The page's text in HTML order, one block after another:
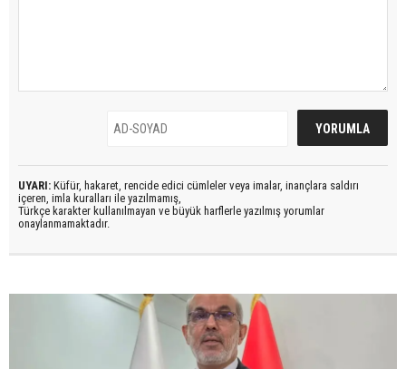
UYARI: Küfür, hakaret, rencide edici cümleler veya imalar, inançlara saldırı
içeren, imla kuralları ile yazılmamış,
Türkçe karakter kullanılmayan ve büyük harflerle yazılmış yorumlar
onaylanmamaktadır.